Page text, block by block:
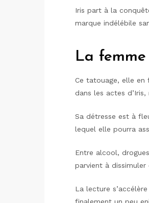
Iris part à la
marque indélébile
La
Ce tatouage, elle
dans les actes
Sa détresse est à
lequel elle pourra
Entre alcool,
parvient à dissimuler
La lecture